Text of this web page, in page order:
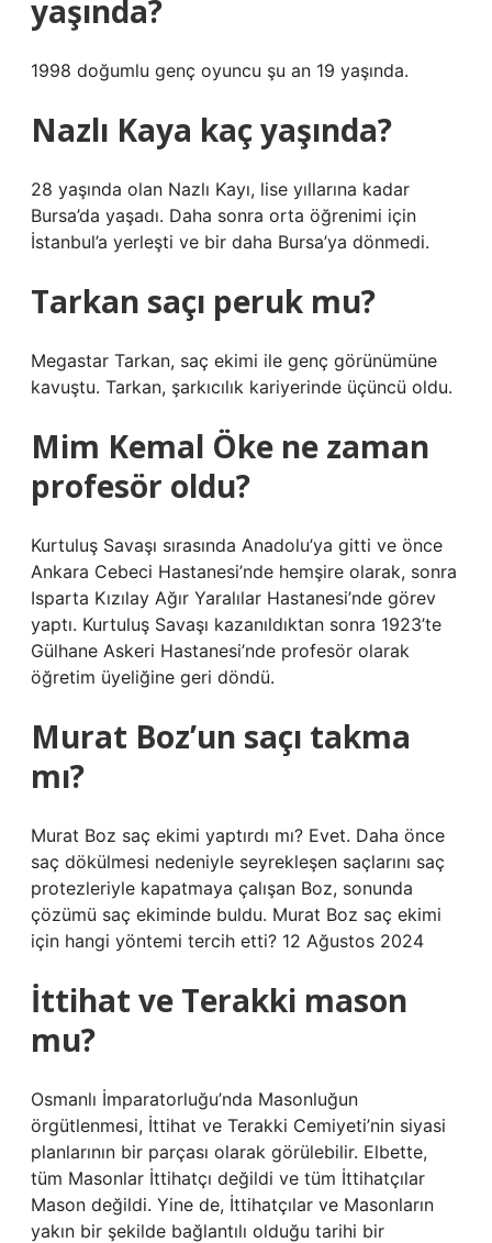
yaşında?
1998 doğumlu genç oyuncu şu an 19 yaşında.
Nazlı Kaya kaç yaşında?
28 yaşında olan Nazlı Kayı, lise yıllarına kadar
Bursa’da yaşadı. Daha sonra orta öğrenimi için
İstanbul’a yerleşti ve bir daha Bursa’ya dönmedi.
Tarkan saçı peruk mu?
Megastar Tarkan, saç ekimi ile genç görünümüne
kavuştu. Tarkan, şarkıcılık kariyerinde üçüncü oldu.
Mim Kemal Öke ne zaman
profesör oldu?
Kurtuluş Savaşı sırasında Anadolu’ya gitti ve önce
Ankara Cebeci Hastanesi’nde hemşire olarak, sonra
Isparta Kızılay Ağır Yaralılar Hastanesi’nde görev
yaptı. Kurtuluş Savaşı kazanıldıktan sonra 1923’te
Gülhane Askeri Hastanesi’nde profesör olarak
öğretim üyeliğine geri döndü.
Murat Boz’un saçı takma
mı?
Murat Boz saç ekimi yaptırdı mı? Evet. Daha önce
saç dökülmesi nedeniyle seyrekleşen saçlarını saç
protezleriyle kapatmaya çalışan Boz, sonunda
çözümü saç ekiminde buldu. Murat Boz saç ekimi
için hangi yöntemi tercih etti? 12 Ağustos 2024
İttihat ve Terakki mason
mu?
Osmanlı İmparatorluğu’nda Masonluğun
örgütlenmesi, İttihat ve Terakki Cemiyeti’nin siyasi
planlarının bir parçası olarak görülebilir. Elbette,
tüm Masonlar İttihatçı değildi ve tüm İttihatçılar
Mason değildi. Yine de, İttihatçılar ve Masonların
yakın bir şekilde bağlantılı olduğu tarihi bir